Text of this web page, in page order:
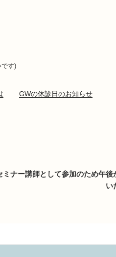
です)
GWの休診日のお知らせ
ミナー講師として参加のため午後
い